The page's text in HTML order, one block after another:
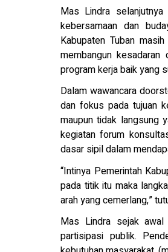
Mas Lindra
kebersamaan dan
Kabupaten Tuban
membangun kesadaran
program kerja baik yang
Dalam wawancara
dan fokus pada tujuan
maupun tidak langsung
kegiatan forum
dasar sipil dalam
“Intinya Pemerintah
pada titik itu maka
arah yang cemerlang,”
Mas Lindra sejak awal
partisipasi publik.